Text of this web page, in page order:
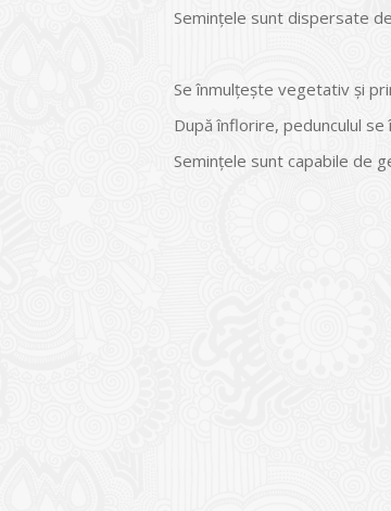
Semințele sunt dispersate
Se înmulţeşte vegetativ şi
După înflorire, pedunculul
Seminţele sunt capabile de